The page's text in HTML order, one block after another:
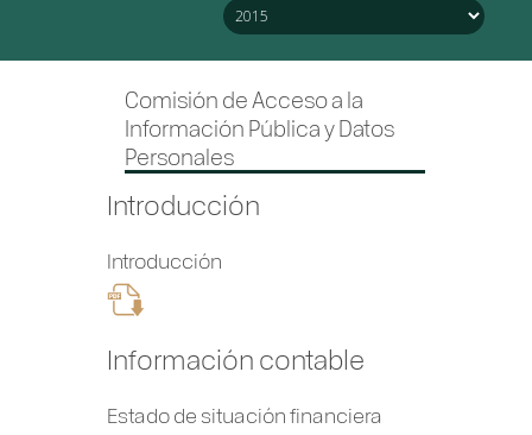
Comisión de Acceso a la
Información Pública y Datos
Personales
Introducción
Introducción
Información contable
Estado de situación financiera